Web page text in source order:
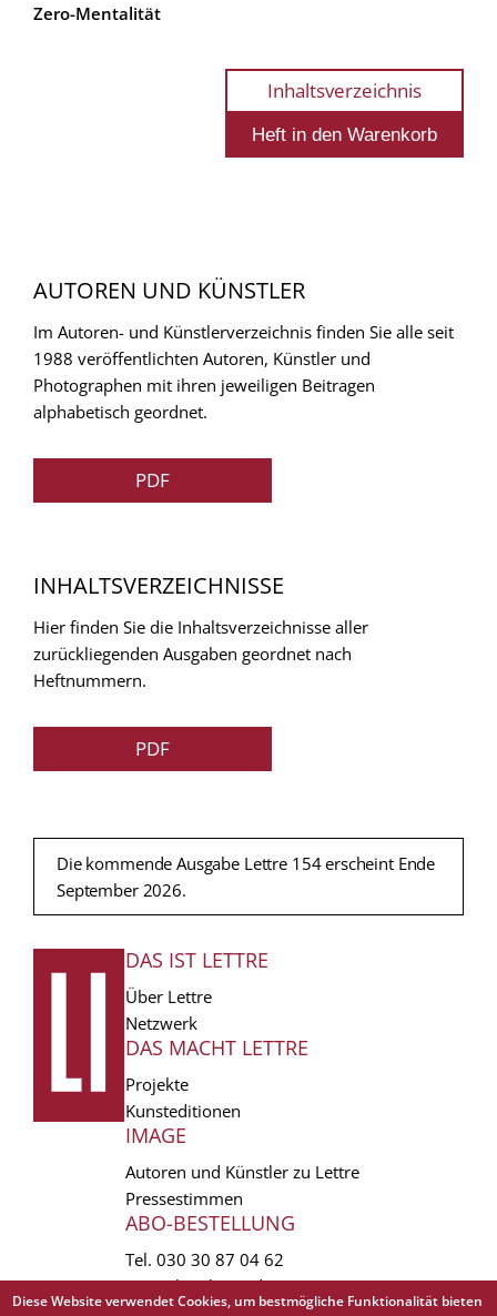
Zero-Mentalität
Inhaltsverzeichnis
AUTOREN UND KÜNSTLER
Im Autoren- und Künstlerverzeichnis finden Sie alle seit
1988 veröffentlichten Autoren, Künstler und
Photographen mit ihren jeweiligen Beitragen
alphabetisch geordnet.
PDF
INHALTSVERZEICHNISSE
Hier finden Sie die Inhaltsverzeichnisse aller
zurückliegenden Ausgaben geordnet nach
Heftnummern.
PDF
Die kommende Ausgabe Lettre 154 erscheint Ende
September 2026.
FUSSZEILE
DAS IST LETTRE
Über Lettre
Netzwerk
DAS MACHT LETTRE
Projekte
Kunsteditionen
IMAGE
Autoren und Künstler zu Lettre
Pressestimmen
ABO-BESTELLUNG
Tel. 030 30 87 04 62
vertrieb(at)lettre.de
Diese Website verwendet Cookies, um bestmögliche Funktionalität bieten